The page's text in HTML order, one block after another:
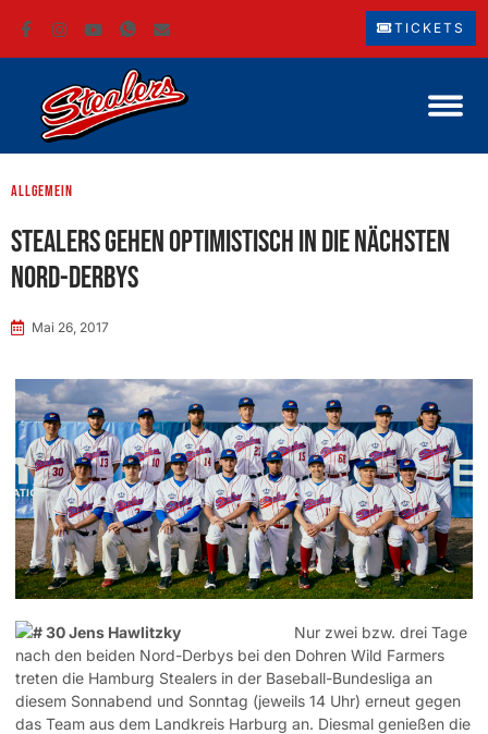
TICKETS
Allgemein
Stealers gehen optimistisch in die nächsten
Nord-Derbys
Mai 26, 2017
Nur zwei bzw. drei Tage
nach den beiden Nord-Derbys bei den Dohren Wild Farmers
treten die Hamburg Stealers in der Baseball-Bundesliga an
diesem Sonnabend und Sonntag (jeweils 14 Uhr) erneut gegen
das Team aus dem Landkreis Harburg an. Diesmal genießen die